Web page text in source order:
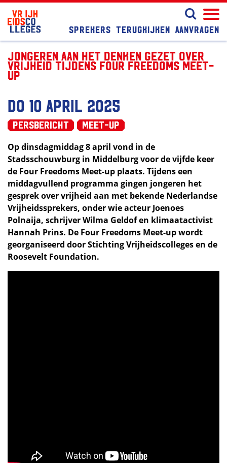
Sprekers Terugkijken Aanvragen
Jongeren aan het denken gezet over
vrijheid tijdens Four Freedoms Meet-
up
do 10 april 2025
Persbericht Meet-up
Op dinsdagmiddag 8 april vond in de
Stadsschouwburg in Middelburg voor de vijfde keer
de Four Freedoms Meet-up plaats. Tijdens een
middagvullend programma gingen jongeren het
gesprek over vrijheid aan met bekende Nederlandse
Vrijheidssprekers, onder wie acteur Joenoes
Polnaija, schrijver Wilma Geldof en klimaatactivist
Hannah Prins. De Four Freedoms Meet-up wordt
georganiseerd door Stichting Vrijheidscolleges en de
Roosevelt Foundation.